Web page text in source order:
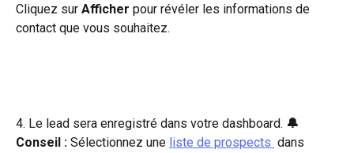
Cliquez sur Afficher pour révéler les informations de
contact que vous souhaitez.
4. Le lead sera enregistré dans votre dashboard. 🔔
Conseil : Sélectionnez une liste de prospects dans